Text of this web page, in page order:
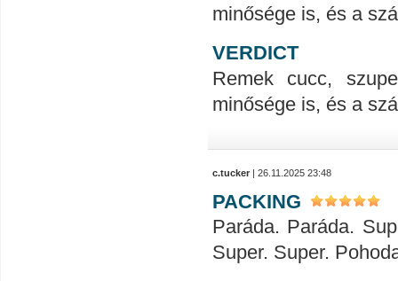
minősége is, és a
VERDICT
Remek cucc,
minősége is, és a
c.tucker | 26.11.2025 23:48
PACKING
Paráda. Paráda.
Super. Super.